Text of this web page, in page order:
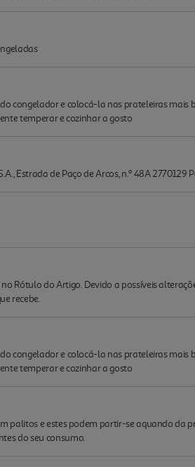
congelador e colocá-la nas prateleiras
temperar e cozinhar a gosto
Estrada de Paço de Arcos, n.º 48A 2770129
Rótulo do Artigo. Devido a possíveis
recebe.
congelador e colocá-la nas prateleiras
temperar e cozinhar a gosto
palitos e estes podem partir-se aquando da
do seu consumo.